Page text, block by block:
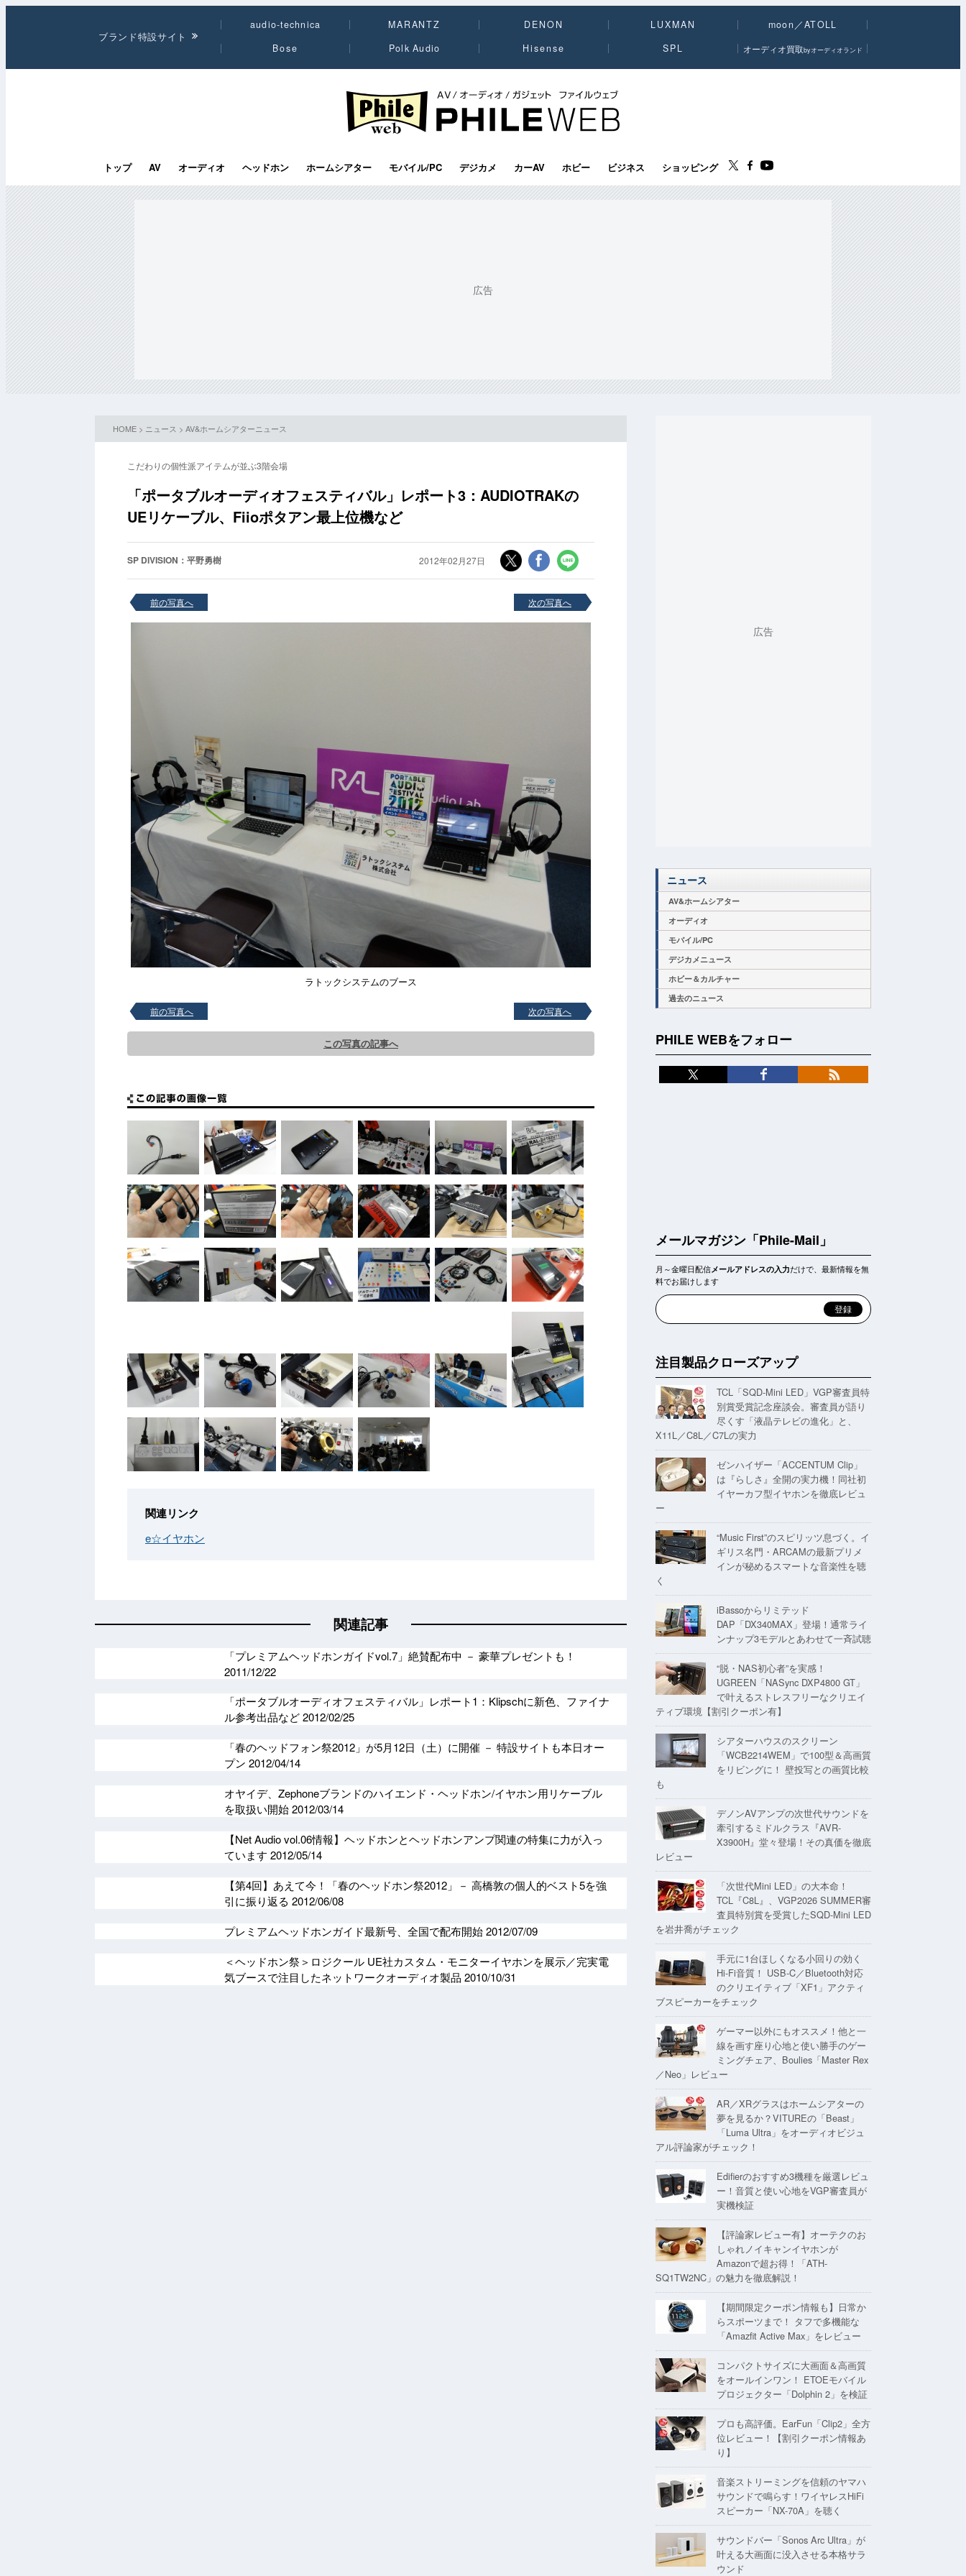
ブランド特設サイト
audio-technica MARANTZ DENON LUXMAN
moon／ATOLL
Bose
Polk Audio Hisense SPL オーディオ買取byオーディオランド
PHILE WEB｜AV/オーディオ/ガジェット
トップ AV オーディオ ヘッドホン ホームシアター モバイル/PC デジカメ カーAV ホビー ビジネス ショッピング
HOME > ニュース > AV&ホームシアターニュース
こだわりの個性派アイテムが並ぶ3階会場
「ポータブルオーディオフェスティバル」レポート3：AUDIOTRAKの
UEリケーブル、Fiioポタアン最上位機など
SP DIVISION：平野勇樹 2012年02月27日
前の写真へ 次の写真へ
ラトックシステムのブース
前の写真へ 次の写真へ
この写真の記事へ
関連リンク
e☆イヤホン
関連記事
「プレミアムヘッドホンガイドvol.7」絶賛配布中 － 豪華プレゼントも！
2011/12/22
「ポータブルオーディオフェスティバル」レポート1：Klipschに新色、ファイナ
ル参考出品など2012/02/25
「春のヘッドフォン祭2012」が5月12日（土）に開催 － 特設サイトも本日オー
プン 2012/04/14
オヤイデ、Zephoneブランドのハイエンド・ヘッドホン/イヤホン用リケーブル
を取扱い開始2012/03/14
【Net Audio vol.06情報】ヘッドホンとヘッドホンアンプ関連の特集に力が入っ
ています 2012/05/14
【第4回】あえて今！「春のヘッドホン祭2012」－ 高橋敦の個人的ベスト5を強
引に振り返る 2012/06/08
プレミアムヘッドホンガイド最新号、全国で配布開始2012/07/09
＜ヘッドホン祭＞ロジクール UE社カスタム・モニターイヤホンを展示／完実電
気ブースで注目したネットワークオーディオ製品 2010/10/31
ニュース
AV&ホームシアター
オーディオ
モバイル/PC
デジカメニュース
ホビー＆カルチャー
過去のニュース
PHILE WEBをフォロー
メールマガジン「Phile-Mail」
月～金曜日配信メールアドレスの入力だけで、最新情報を無
料でお届けします
注目製品クローズアップ
TCL「SQD-Mini LED」VGP審査員特
別賞受賞記念座談会。審査員が語り
尽くす「液晶テレビの進化」と、
X11L／C8L／C7Lの実力
ゼンハイザー「ACCENTUM Clip」
は『らしさ』全開の実力機！同社初
イヤーカフ型イヤホンを徹底レビュ
ー
“Music First”のスピリッツ息づく。イ
ギリス名門・ARCAMの最新プリメ
インが秘めるスマートな音楽性を聴
く
iBassoからリミテッド
DAP「DX340MAX」登場！通常ライ
ンナップ3モデルとあわせて一斉試聴
“脱・NAS初心者”を実感！
UGREEN「NASync DXP4800 GT」
で叶えるストレスフリーなクリエイ
ティブ環境【割引クーポン有】
シアターハウスのスクリーン
「WCB2214WEM」で100型＆高画質
をリビングに！ 壁投写との画質比較
も
デノンAVアンプの次世代サウンドを
牽引するミドルクラス『AVR-
X3900H』堂々登場！その真価を徹底
レビュー
「次世代Mini LED」の大本命！
TCL『C8L』、VGP2026 SUMMER審
査員特別賞を受賞したSQD-Mini LED
を岩井喬がチェック
手元に1台ほしくなる小回りの効く
Hi-Fi音質！ USB-C／Bluetooth対応
のクリエイティブ「XF1」アクティ
ブスピーカーをチェック
ゲーマー以外にもオススメ！他と一
線を画す座り心地と使い勝手のゲー
ミングチェア、Boulies「Master Rex
／Neo」レビュー
AR／XRグラスはホームシアターの
夢を見るか？VITUREの「Beast」
「Luma Ultra」をオーディオビジュ
アル評論家がチェック！
Edifierのおすすめ3機種を厳選レビュ
ー！音質と使い心地をVGP審査員が
実機検証
【評論家レビュー有】オーテクのお
しゃれノイキャンイヤホンが
Amazonで超お得！「ATH-
SQ1TW2NC」の魅力を徹底解説！
【期間限定クーポン情報も】日常か
らスポーツまで！ タフで多機能な
「Amazfit Active Max」をレビュー
コンパクトサイズに大画面＆高画質
をオールインワン！ ETOEモバイル
プロジェクター「Dolphin 2」を検証
プロも高評価。EarFun「Clip2」全方
位レビュー！【割引クーポン情報あ
り】
音楽ストリーミングを信頼のヤマハ
サウンドで鳴らす！ワイヤレスHiFi
スピーカー「NX-70A」を聴く
サウンドバー「Sonos Arc Ultra」が
叶える大画面に没入させる本格サラ
ウンド